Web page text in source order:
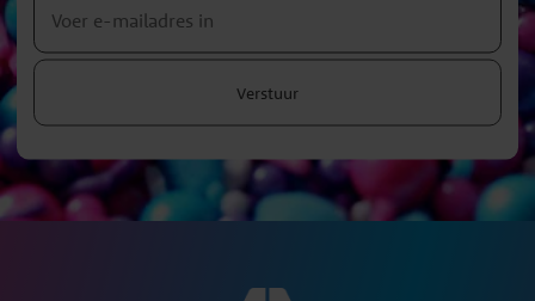
Verstuur